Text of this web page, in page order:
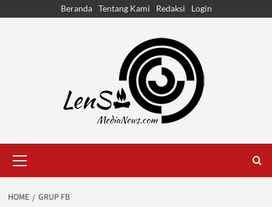
Beranda Tentang Kami Redaksi Login
Menu
HOME GRUP FB